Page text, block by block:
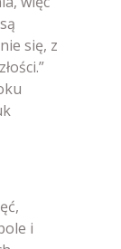
się, z
i